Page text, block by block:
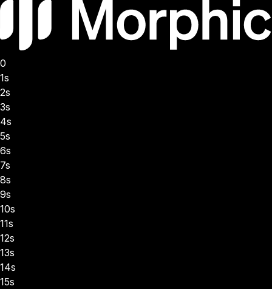
0
1s
2s
3s
4s
5s
6s
7s
8s
9s
10s
11s
12s
13s
14s
15s